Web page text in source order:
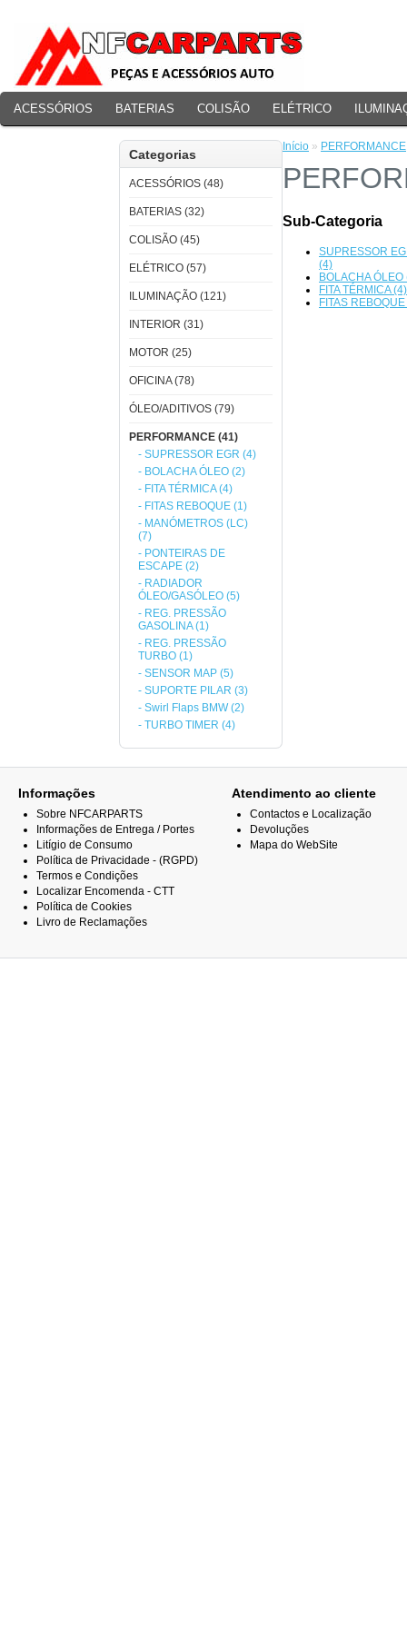
ACESSÓRIOS BATERIAS COLISÃO ELÉTRICO
Categorias
ACESSÓRIOS (48)
BATERIAS (32)
COLISÃO (45)
ELÉTRICO (57)
ILUMINAÇÃO (121)
INTERIOR (31)
MOTOR (25)
OFICINA (78)
ÓLEO/ADITIVOS (79)
PERFORMANCE (41)
- SUPRESSOR EGR (4)
- BOLACHA ÓLEO (2)
- FITA TÉRMICA (4)
- FITAS REBOQUE (1)
- MANÓMETROS (LC)
(7)
- PONTEIRAS DE
ESCAPE (2)
- RADIADOR
ÓLEO/GASÓLEO (5)
- REG. PRESSÃO
GASOLINA (1)
- REG. PRESSÃO
TURBO (1)
- SENSOR MAP (5)
- SUPORTE PILAR (3)
- Swirl Flaps BMW (2)
- TURBO TIMER (4)
Início » PERFORMANCE
Sub-Categoria
SUPRESSOR
(4)
BOLACHA ÓLEO
FITA TÉRMICA (4)
FITAS
Informações
Sobre NFCARPARTS
Informações de Entrega / Portes
Litígio de Consumo
Política de Privacidade - (RGPD)
Termos e Condições
Localizar Encomenda - CTT
Política de Cookies
Livro de Reclamações
Atendimento ao cliente
Contactos e Localização
Devoluções
Mapa do WebSite